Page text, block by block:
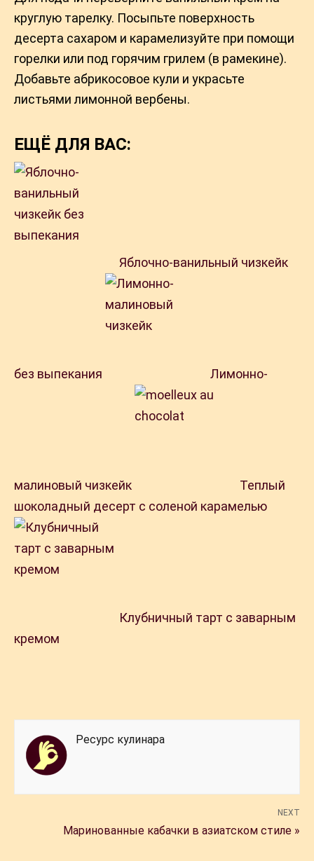
круглую тарелку. Посыпьте поверхность
десерта сахаром и карамелизуйте при помощи
горелки или под горячим грилем (в рамекине).
Добавьте абрикосовое кули и украсьте
листьями лимонной вербены.
ЕЩЁ ДЛЯ ВАС:
Яблочно-ванильный чизкейк
без выпекания Лимонно-
малиновый чизкейк
Теплый
шоколадный десерт с соленой карамелью
Клубничный тарт с заварным
кремом
Ресурс кулинара
NEXT
Маринованные кабачки в азиатском стиле »